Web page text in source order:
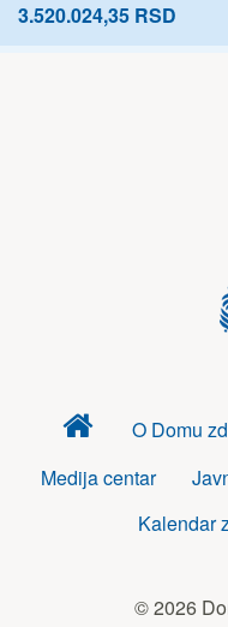
3.520.024,35 RSD
Dom
zdravlja
O Domu
Medija centar
Kalendar
© 2026